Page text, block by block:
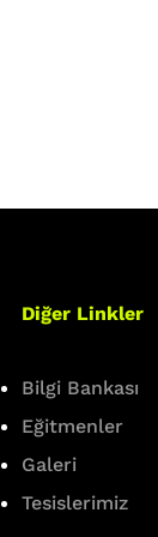
Diğer Linkler
Bilgi Bankası
Eğitmenler
Galeri
Tesislerimiz